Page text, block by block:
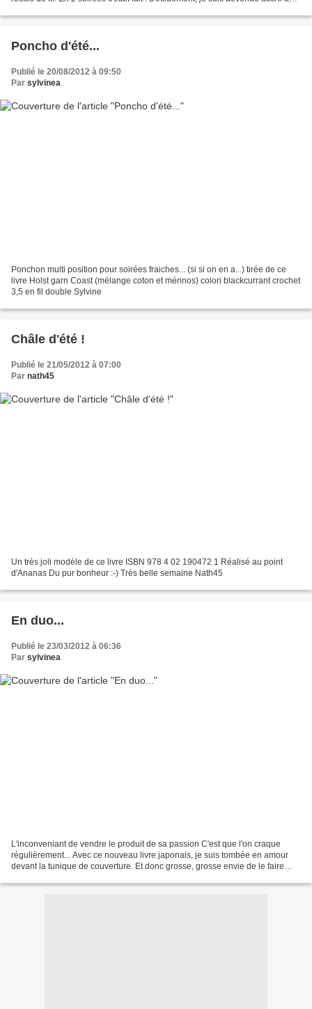
Poncho d'été...
Publié le 20/08/2012 à 09:50
Par sylvinea
Ponchon multi position pour soirées fraiches... (si si on en a...) tirée de ce
livre Holst garn Coast (mélange coton et mérinos) colori blackcurrant crochet
3,5 en fil double Sylvine
Châle d'été !
Publié le 21/05/2012 à 07:00
Par nath45
Un très joli modèle de ce livre ISBN 978 4 02 190472 1 Réalisé au point
d'Ananas Du pur bonheur :-) Très belle semaine Nath45
En duo...
Publié le 23/03/2012 à 06:36
Par sylvinea
L'inconveniant de vendre le produit de sa passion C'est que l'on craque
régulièrement... Avec ce nouveau livre japonais, je suis tombée en amour
devant la tunique de couverture. Et donc grosse, grosse envie de le faire